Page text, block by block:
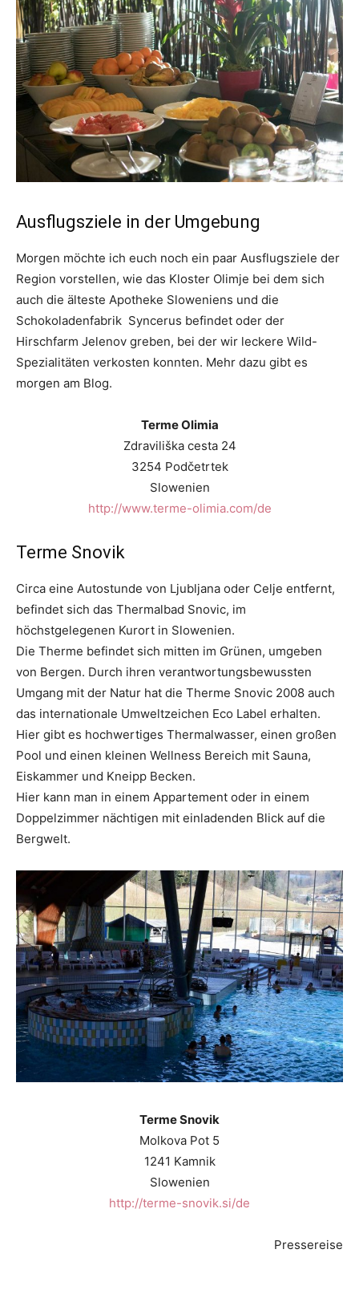
Ausflugsziele in der Umgebung
Morgen möchte ich euch noch ein paar Ausflugsziele der
Region vorstellen, wie das Kloster Olimje bei dem sich
auch die älteste Apotheke Sloweniens und die
Schokoladenfabrik Syncerus befindet oder der
Hirschfarm Jelenov greben, bei der wir leckere Wild-
Spezialitäten verkosten konnten. Mehr dazu gibt es
morgen am Blog.
Terme Olimia
Zdraviliška cesta 24
3254 Podčetrtek
Slowenien
http://www.terme-olimia.com/de
Terme Snovik
Circa eine Autostunde von Ljubljana oder Celje entfernt,
befindet sich das Thermalbad Snovic, im
höchstgelegenen Kurort in Slowenien.
Die Therme befindet sich mitten im Grünen, umgeben
von Bergen. Durch ihren verantwortungsbewussten
Umgang mit der Natur hat die Therme Snovic 2008 auch
das internationale Umweltzeichen Eco Label erhalten.
Hier gibt es hochwertiges Thermalwasser, einen großen
Pool und einen kleinen Wellness Bereich mit Sauna,
Eiskammer und Kneipp Becken.
Hier kann man in einem Appartement oder in einem
Doppelzimmer nächtigen mit einladenden Blick auf die
Bergwelt.
TermeSnovik
Molkova Pot 5
1241 Kamnik
Slowenien
http://terme-snovik.si/de
Pressereise